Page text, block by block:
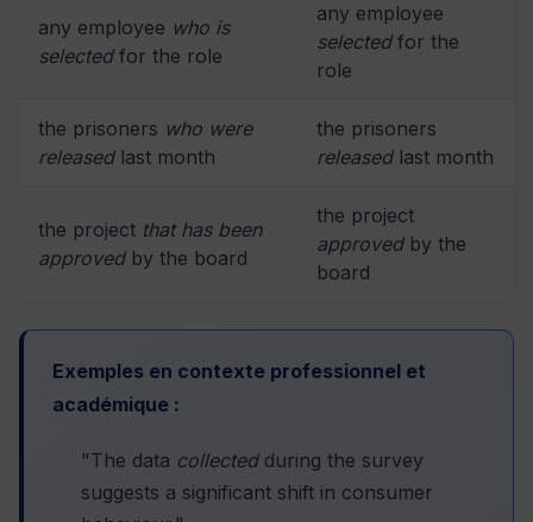
any employee who is
selectedfor the role
any employee
selectedfor the
role
the prisoners who were
releasedlast month
the prisoners
releasedlast month
the project that has been
approvedby the board
the project
approvedby the
board
Exemples en contexte professionnel et
académique :
"The data collectedduring the survey
suggests a significant shift in consumer